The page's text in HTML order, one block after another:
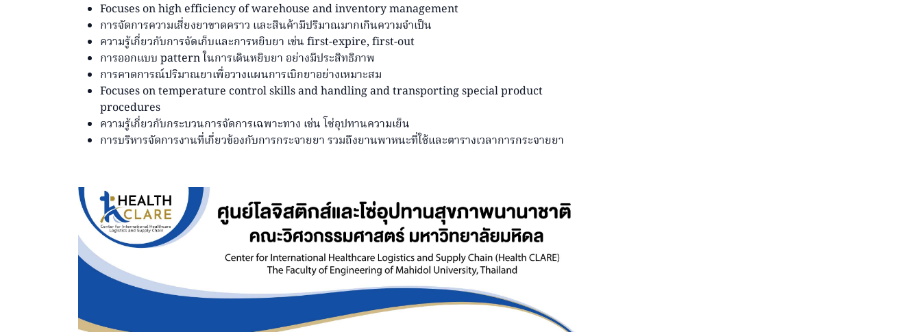
Focuses on high efficiency of warehouse and inventory management
การจัดการความเสี่ยงยาขาดคราว และสินค้ามีปริมาณมากเกินความจำเป็น
ความรู้เกี่ยวกับการจัดเก็บและการหยิบยา เช่น first-expire, first-out
การออกแบบ pattern ในการเดินหยิบยา อย่างมีประสิทธิภาพ
การคาดการณ์ปริมาณยาเพื่อวางแผนการเบิกยาอย่างเหมาะสม
Focuses on temperature control skills and handling and transporting special product
procedures
ความรู้เกี่ยวกับกระบวนการจัดการเฉพาะทาง เช่น โซ่อุปทานความเย็น
การบริหารจัดการงานที่เกี่ยวข้องกับการกระจายยา รวมถึงยานพาหนะที่ใช้และตารางเวลาการกระจายยา